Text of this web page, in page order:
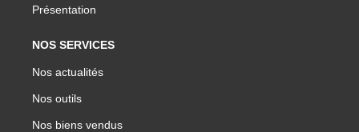
Présentation
NOS SERVICES
Nos actualités
Nos outils
Nos biens vendus